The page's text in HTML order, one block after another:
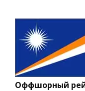
Оффшорный